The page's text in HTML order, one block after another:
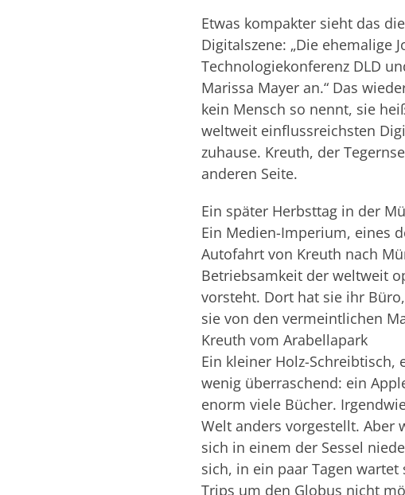
Etwas kompakter sieht das
Digitalszene: „Die ehemalige
Technologiekonferenz DLD
Marissa Mayer an.“ Das
kein Mensch so nennt, sie
weltweit einflussreichsten
zuhause. Kreuth, der
anderen Seite.
Ein später Herbsttag in der
Ein Medien-Imperium, eines
Autofahrt von Kreuth nach
Betriebsamkeit der weltweit
vorsteht. Dort hat sie ihr
sie von den vermeintlichen
Kreuth vom Arabellapark
Ein kleiner Holz-Schreibtisch,
wenig überraschend: ein
enorm viele Bücher.
Welt anders vorgestellt. Aber
sich in einem der Sessel
sich, in ein paar Tagen
Trips um den Globus nicht